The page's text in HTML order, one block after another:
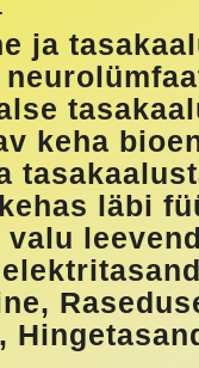
ja
keha
läbi